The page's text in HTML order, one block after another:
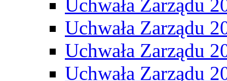
Uchwała Zarządu
Uchwała Zarządu
Uchwała Zarządu
Uchwała Zarządu